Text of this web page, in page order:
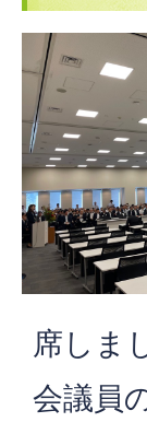
席しま
会議員